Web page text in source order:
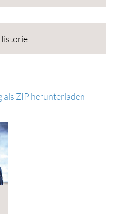
als ZIP herunterladen